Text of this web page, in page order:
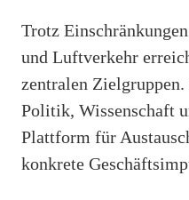
Trotz
und Luftverkehr
zentralen
Politik, Wissenschaft
Plattform für
konkrete